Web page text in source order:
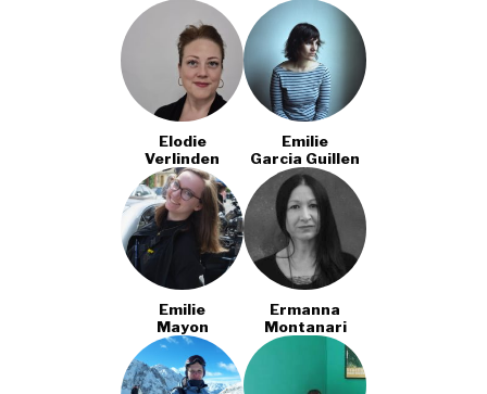
Elodie
Verlinden
Emilie
Garcia Guillen
Emilie
Mayon
Ermanna
Montanari